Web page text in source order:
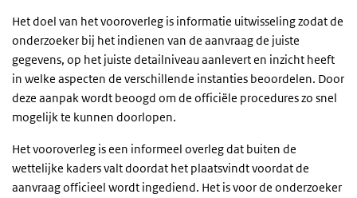
Het doel van het vooroverleg is informatie uitwisseling zodat de
onderzoeker bij het indienen van de aanvraag de juiste
gegevens, op het juiste detailniveau aanlevert en inzicht heeft
in welke aspecten de verschillende instanties beoordelen. Door
deze aanpak wordt beoogd om de officiële procedures zo snel
mogelijk te kunnen doorlopen.
Het vooroverleg is een informeel overleg dat buiten de
wettelijke kaders valt doordat het plaatsvindt voordat de
aanvraag officieel wordt ingediend. Het is voor de onderzoeker